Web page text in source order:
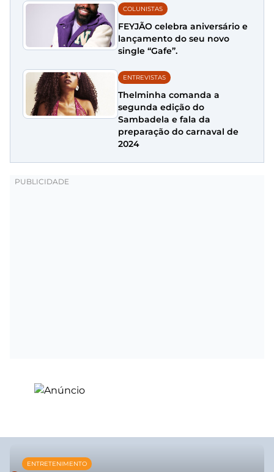
COLUNISTAS
FEYJÃO celebra aniversário e
lançamento do seu novo
single “Gafe”.
ENTREVISTAS
Thelminha comanda a
segunda edição do
Sambadela e fala da
preparação do carnaval de
2024
ENTRETENIMENTO